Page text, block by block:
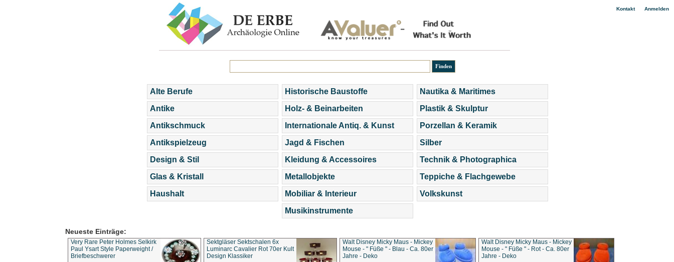
Kontakt| Anmelden
Alte Berufe
Antike
Antikschmuck
Antikspielzeug
Design & Stil
Glas & Kristall
Haushalt
Historische Baustoffe
Holz- & Beinarbeiten
Internationale Antiq. & Kunst
Jagd & Fischen
Kleidung & Accessoires
Metallobjekte
Mobiliar & Interieur
Musikinstrumente
Nautika & Maritimes
Plastik & Skulptur
Porzellan & Keramik
Silber
Technik & Photographica
Teppiche & Flachgewebe
Volkskunst
Neueste Einträge:
Very Rare Peter Holmes Selkirk
Paul Ysart Style Paperweight /
Briefbeschwerer
Sektgläser Sektschalen 6x
Luminarc Cavalier Rot 70er Kult
Design Klassiker
Walt Disney Micky Maus - Mickey
Mouse - " Füße " - Blau - Ca. 80er
Jahre - Deko
Walt Disney Micky Maus - Mickey
Mouse - " Füße " - Rot - Ca. 80er
Jahre - Deko